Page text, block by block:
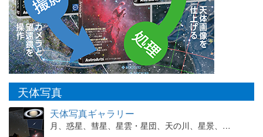
天体写真
天体写真ギャラリー
月、惑星、彗星、星雲・星団、天の川、星景、…